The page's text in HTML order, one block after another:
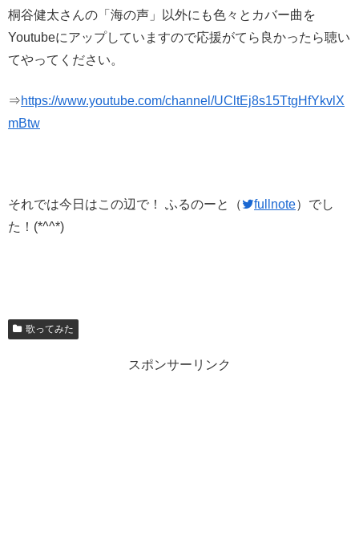
桐谷健太さんの「海の声」以外にも色々とカバー曲を
Youtubeにアップしていますので応援がてら良かったら聴い
てやってください。
⇒https://www.youtube.com/channel/UCltEj8s15TtgHfYkvlX
mBtw
それでは今日はこの辺で！ ふるのーと（ fullnote）でし
た！(*^^*)
歌ってみた
スポンサーリンク